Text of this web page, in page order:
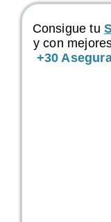
Consigue tu
y con
+30